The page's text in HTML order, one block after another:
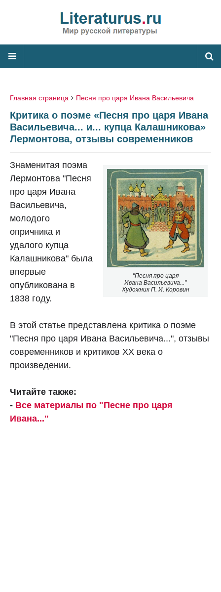
Главная страница Песня про царя Ивана Васильевича
Критика о поэме «Песня про царя Ивана
Васильевича... и... купца Калашникова»
Лермонтова, отзывы современников
"Песня про царя
Ивана Васильевича..."
Художник П. И. Коровин
Знаменитая поэма
Лермонтова "Песня
про царя Ивана
Васильевича,
молодого
опричника и
удалого купца
Калашникова" была
впервые
опубликована в
1838 году.
В этой статье представлена критика о поэме
"Песня про царя Ивана Васильевича...", отзывы
современников и критиков XX века о
произведении.
Читайте также:
- Все материалы по "Песне про царя
Ивана..."